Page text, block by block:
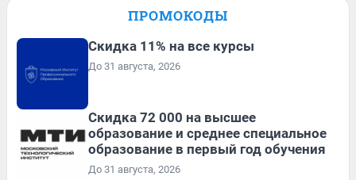
ПРОМОКОДЫ
Скидка 11% на все курсы
До 31 августа, 2026
Скидка 72 000 на высшее
образование и среднее специальное
образование в первый год обучения
До 31 августа, 2026